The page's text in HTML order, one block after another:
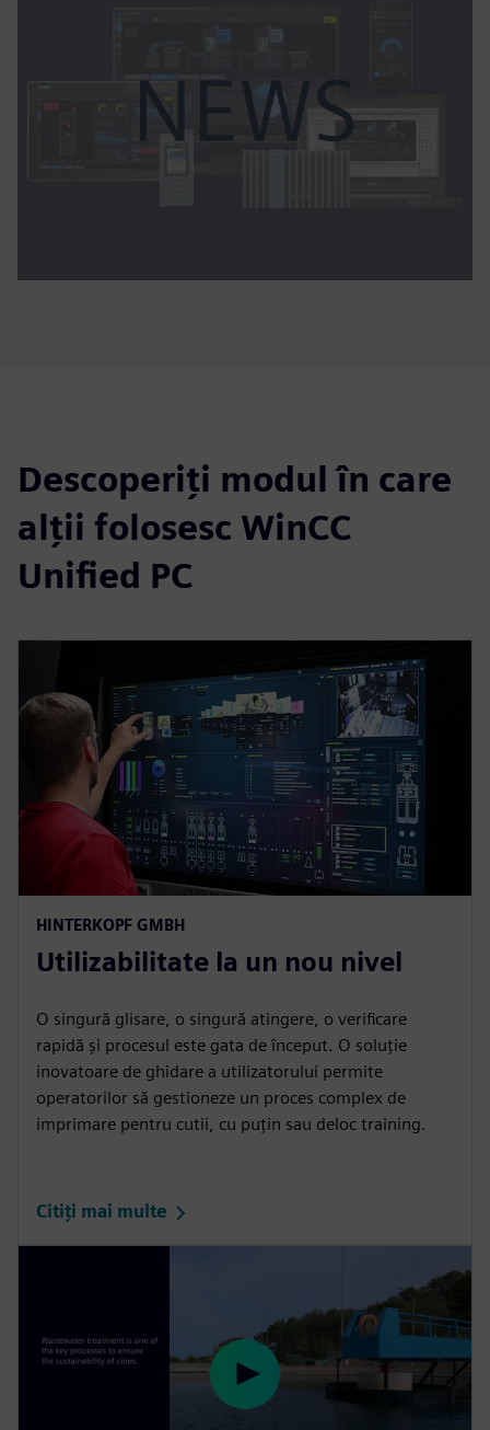
Descoperiți modul în care
alții folosesc WinCC
Unified PC
HINTERKOPF GMBH
Utilizabilitate la un nou nivel
O singură glisare, o singură atingere, o verificare
rapidă și procesul este gata de început. O soluție
inovatoare de ghidare a utilizatorului permite
operatorilor să gestioneze un proces complex de
imprimare pentru cutii, cu puțin sau deloc training.
Citiți mai multe